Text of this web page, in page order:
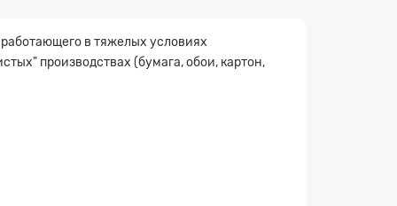
в тяжелых условиях
производствах (бумага, обои, картон,